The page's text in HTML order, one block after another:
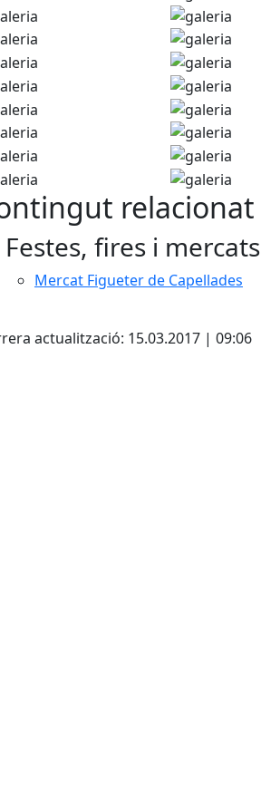
relacionat
Festes, fires i mercats
Mercat Figueter de Capellades
actualització: 15.03.2017 | 09:06